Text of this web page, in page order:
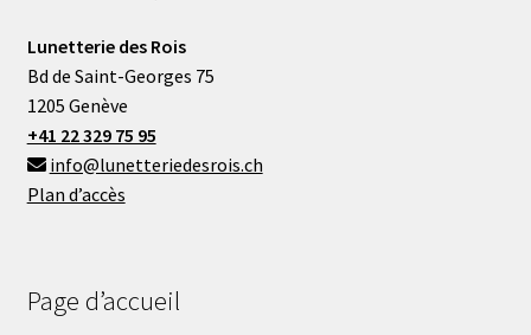
Lunetterie des Rois
Bd de Saint-Georges 75
1205 Genève
+41 22 329 75 95
info@lunetteriedesrois.ch
Plan d’accès
Page d’accueil